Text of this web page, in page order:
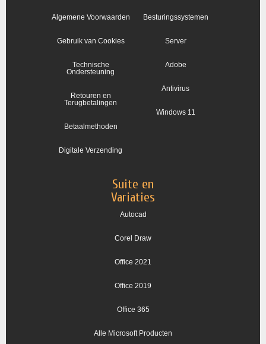
Algemene Voorwaarden
Gebruik van Cookies
Technische
Ondersteuning
Retouren en
Terugbetalingen
Betaalmethoden
Digitale Verzending
Besturingssystemen
Server
Adobe
Antivirus
Windows 11
Suite en
Variaties
Autocad
Corel Draw
Office 2021
Office 2019
Office 365
Alle Microsoft Producten